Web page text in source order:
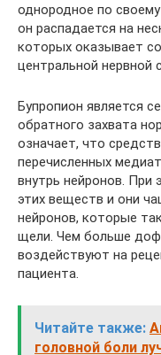
однородное по
он распадается на
которых оказывает
центральной нервной
Бупропион является
обратного захвата
означает, что
перечисленных
внутрь нейронов. При
этих веществ и они
нейронов, которые
щели. Чем больше
воздействуют на
пациента.
Читайте также:
головной боли